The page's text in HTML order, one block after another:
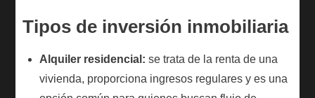
Tipos de inversión inmobiliaria
Alquiler residencial: se trata de la renta de una
vivienda, proporciona ingresos regulares y es una